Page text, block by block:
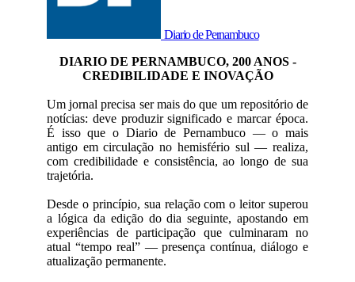
Diario de Pernambuco
DIARIO DE PERNAMBUCO, 200 ANOS -
CREDIBILIDADE E INOVAÇÃO
Um jornal precisa ser mais do que um repositório de
notícias: deve produzir significado e marcar época.
É isso que o Diario de Pernambuco — o mais
antigo em circulação no hemisfério sul — realiza,
com credibilidade e consistência, ao longo de sua
trajetória.
Desde o princípio, sua relação com o leitor superou
a lógica da edição do dia seguinte, apostando em
experiências de participação que culminaram no
atual “tempo real” — presença contínua, diálogo e
atualização permanente.